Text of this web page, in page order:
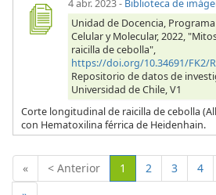
4 abr. 2023- Biblioteca de
Unidad de Docencia,
Celular y Molecular, 2022,
raicilla de cebolla",
https://doi.org/10.34691/FK2/
Repositorio de datos de
Universidad de Chile, V1
Corte longitudinal de raicilla de cebolla
con Hematoxilina férrica de Heidenhain.
« < Anterior 1 (Actual)
2 3 4